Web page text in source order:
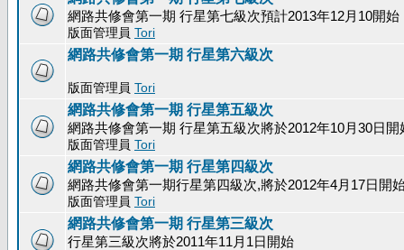
網路共修會第一期 行星第七級次預計2013年12月10開始
版面管理員 Tori
網路共修會第一期 行星第六級次
版面管理員 Tori
網路共修會第一期 行星第五級次
網路共修會第一期 行星第五級次將於2012年10月30日開
版面管理員 Tori
網路共修會第一期 行星第四級次
網路共修會第一期行星第四級次,將於2012年4月17日開
版面管理員 Tori
網路共修會第一期 行星第三級次
行星第三級次將於2011年11月1日開始